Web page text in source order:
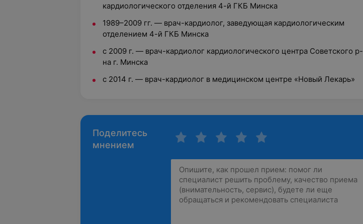
кардиологического отделения 4-й ГКБ Минска
1989–2009 гг. — врач-кардиолог, заведующая кардиологическим
отделением 4-й ГКБ Минска
с 2009 г. — врач-кардиолог кардиологического центра Советского р-
на г. Минска
с 2014 г. — врач-кардиолог в медицинском центре «Новый Лекарь»
Поделитесь
мнением